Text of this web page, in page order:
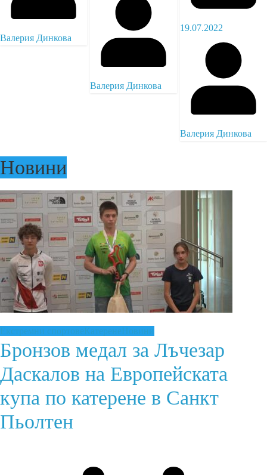
Валерия Динкова
Валерия Динкова
19.07.2022
Валерия Динкова
Новини
Екстремни спортовеКатеренеНовини
Бронзов медал за Лъчезар
Даскалов на Европейската
купа по катерене в Санкт
Пьолтен